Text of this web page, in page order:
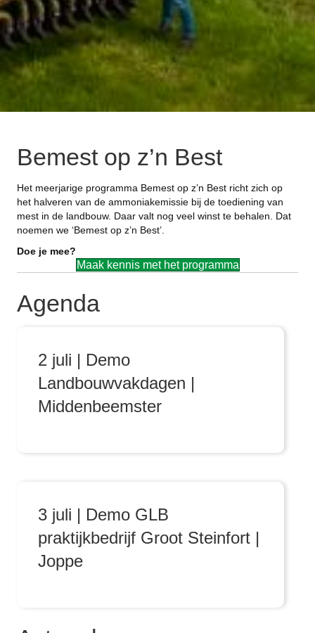
Bemest op z’n Best
Het meerjarige programma Bemest op z’n Best richt zich op
het halveren van de ammoniakemissie bij de toediening van
mest in de landbouw. Daar valt nog veel winst te behalen. Dat
noemen we ‘Bemest op z’n Best’.
Doe je mee?
Maak kennis met het programma
Agenda
2 juli | Demo
Landbouwvakdagen |
Middenbeemster
3 juli | Demo GLB
praktijkbedrijf Groot Steinfort |
Joppe